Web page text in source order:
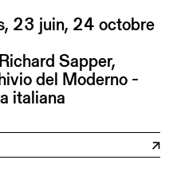
23 juin, 24 octobre
Sapper,
del Moderno -
italiana